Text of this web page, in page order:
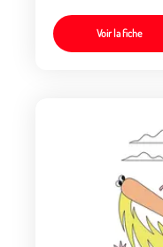
Voir la fiche